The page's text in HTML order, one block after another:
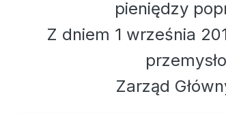
pieniędzy
Z dniem 1 września
Zarząd